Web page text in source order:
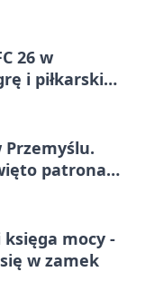
26 w
i piłkarski
Przemyślu.
patrona
mocy -
w zamek